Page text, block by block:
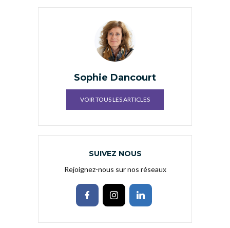
Sophie Dancourt
VOIR TOUS LES ARTICLES
SUIVEZ NOUS
Rejoignez-nous sur nos réseaux